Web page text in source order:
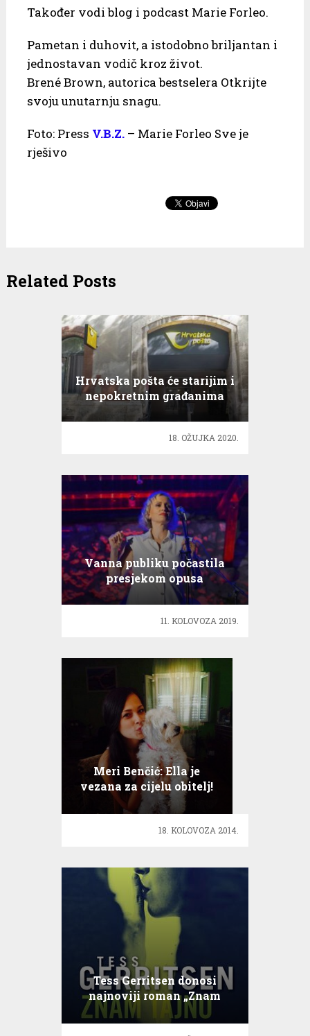
Također vodi blog i podcast Marie Forleo.
Pametan i duhovit, a istodobno briljantan i
jednostavan vodič kroz život.
Brené Brown, autorica bestselera Otkrijte
svoju unutarnju snagu.
Foto: Press V.B.Z.– Marie Forleo Sve je
rješivo
Related Posts
Hrvatska pošta će starijim i
nepokretnim građanima
dostavljati pakete bez
naknade
18. OŽUJKA 2020.
Vanna publiku počastila
presjekom opusa
dugogodišnje glazbene
karijere
11. KOLOVOZA 2019.
Meri Benčić: Ella je
vezana za cijelu obitelj!
18. KOLOVOZA 2014.
Tess Gerritsen donosi
najnoviji roman „Znam
tajnu“